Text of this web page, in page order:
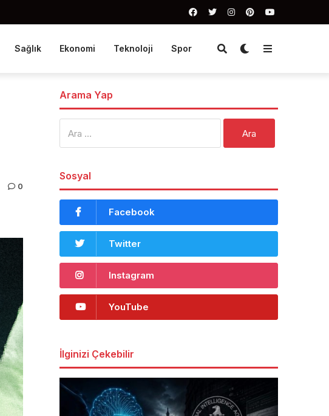
Sağlık Ekonomi Teknoloji Spor
0
Arama Yap
Sosyal
Facebook
Twitter
Instagram
YouTube
İlginizi Çekebilir